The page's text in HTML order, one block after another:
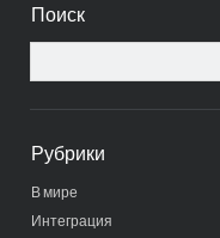
панель
Поиск
Рубрики
В мире
Интеграция